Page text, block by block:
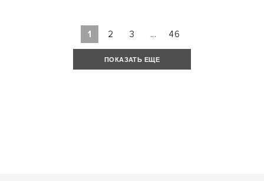
1 2 3 ... 46
ПОКАЗАТЬ ЕЩЕ